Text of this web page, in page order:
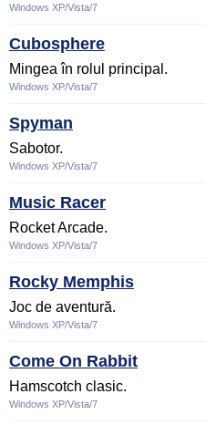
Windows XP/Vista/7
Cubosphere
Mingea în rolul principal.
Windows XP/Vista/7
Spyman
Sabotor.
Windows XP/Vista/7
Music Racer
Rocket Arcade.
Windows XP/Vista/7
Rocky Memphis
Joc de aventură.
Windows XP/Vista/7
Come On Rabbit
Hamscotch clasic.
Windows XP/Vista/7